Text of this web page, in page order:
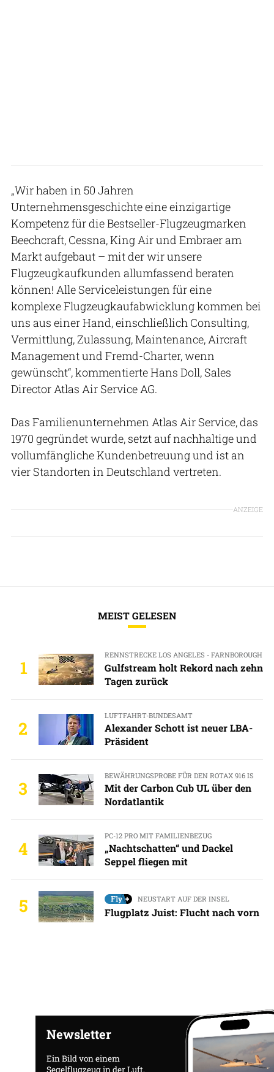
„Wir haben in 50 Jahren
Unternehmensgeschichte eine einzigartige
Kompetenz für die Bestseller-Flugzeugmarken
Beechcraft, Cessna, King Air und Embraer am
Markt aufgebaut – mit der wir unsere
Flugzeugkaufkunden allumfassend beraten
können! Alle Serviceleistungen für eine
komplexe Flugzeugkaufabwicklung kommen bei
uns aus einer Hand, einschließlich Consulting,
Vermittlung, Zulassung, Maintenance, Aircraft
Management und Fremd-Charter, wenn
gewünscht“, kommentierte Hans Doll, Sales
Director Atlas Air Service AG.
Das Familienunternehmen Atlas Air Service, das
1970 gegründet wurde, setzt auf nachhaltige und
vollumfängliche Kundenbetreuung und ist an
vier Standorten in Deutschland vertreten.
ANZEIGE
MEIST GELESEN
1
RENNSTRECKE LOS ANGELES - FARNBOROUGH
Gulfstream holt Rekord nach zehn
Tagen zurück
2
LUFTFAHRT-BUNDESAMT
Alexander Schott ist neuer LBA-
Präsident
3
BEWÄHRUNGSPROBE FÜR DEN ROTAX 916 IS
Mit der Carbon Cub UL über den
Nordatlantik
4
PC-12 PRO MIT FAMILIENBEZUG
„Nachtschatten“ und Dackel
Seppel fliegen mit
5 NEUSTART AUF DER INSEL
Flugplatz Juist: Flucht nach vorn
Newsletter
Ein Bild von einem
Segelflugzeug in der Luft,